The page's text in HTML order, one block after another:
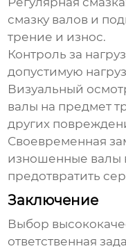
смазку валов и
трение и износ.
Контроль за
допустимую
Визуальный
валы на предмет
других
Своевременная
изношенные валы
предотвратить
Заключение
Выбор
ответственная